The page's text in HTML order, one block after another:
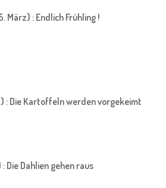
März) : Endlich Frühling !
: Die Kartoffeln werden vorgekeimt
: Die Dahlien gehen raus